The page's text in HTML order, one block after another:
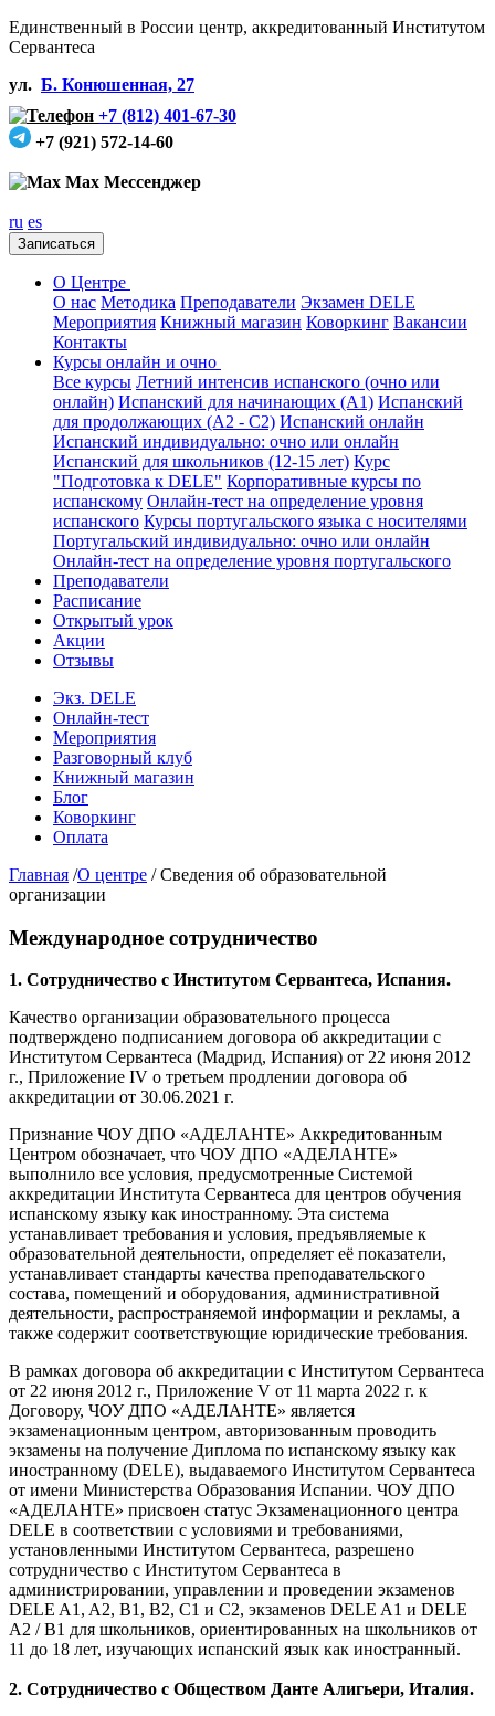
Единственный в России центр, аккредитованный Институтом
Сервантеса
ул. Б. Конюшенная, 27
+7 (812) 401-67-30
+7 (921) 572-14-60
Max Мессенджер
ru es
Записаться
О Центре
О нас Методика Преподаватели Экзамен DELE
Мероприятия Книжный магазин Коворкинг Вакансии
Контакты
Курсы онлайн и очно
Все курсы Летний интенсив испанского (очно или
онлайн) Испанский для начинающих (А1) Испанский
для продолжающих (А2 - С2) Испанский онлайн
Испанский индивидуально: очно или онлайн
Испанский для школьников (12-15 лет) Курс
"Подготовка к DELE" Корпоративные курсы по
испанскому Онлайн-тест на определение уровня
испанского Курсы португальского языка с носителями
Португальский индивидуально: очно или онлайн
Онлайн-тест на определение уровня португальского
Преподаватели
Расписание
Открытый урок
Акции
Отзывы
Экз. DELE
Онлайн-тест
Мероприятия
Разговорный клуб
Книжный магазин
Блог
Коворкинг
Оплата
Главная /О центре / Сведения об образовательной
организации
Международное сотрудничество
1. Сотрудничество с Институтом Сервантеса, Испания.
Качество организации образовательного процесса
подтверждено подписанием договора об аккредитации с
Институтом Сервантеса (Мадрид, Испания) от 22 июня 2012
г., Приложение IV о третьем продлении договора об
аккредитации от 30.06.2021 г.
Признание ЧОУ ДПО «АДЕЛАНТЕ» Аккредитованным
Центром обозначает, что ЧОУ ДПО «АДЕЛАНТЕ»
выполнило все условия, предусмотренные Системой
аккредитации Института Сервантеса для центров обучения
испанскому языку как иностранному. Эта система
устанавливает требования и условия, предъявляемые к
образовательной деятельности, определяет её показатели,
устанавливает стандарты качества преподавательского
состава, помещений и оборудования, административной
деятельности, распространяемой информации и рекламы, а
также содержит соответствующие юридические требования.
В рамках договора об аккредитации с Институтом Сервантеса
от 22 июня 2012 г., Приложение V от 11 марта 2022 г. к
Договору, ЧОУ ДПО «АДЕЛАНТЕ» является
экзаменационным центром, авторизованным проводить
экзамены на получение Диплома по испанскому языку как
иностранному (DELE), выдаваемого Институтом Сервантеса
от имени Министерства Образования Испании. ЧОУ ДПО
«АДЕЛАНТЕ» присвоен статус Экзаменационного центра
DELE в соответствии с условиями и требованиями,
установленными Институтом Сервантеса, разрешено
сотрудничество с Институтом Сервантеса в
администрировании, управлении и проведении экзаменов
DELE A1, A2, B1, B2, C1 и C2, экзаменов DELE A1 и DELE
A2 / B1 для школьников, ориентированных на школьников от
11 до 18 лет, изучающих испанский язык как иностранный.
2. Сотрудничество с Обществом Данте Алигьери, Италия.